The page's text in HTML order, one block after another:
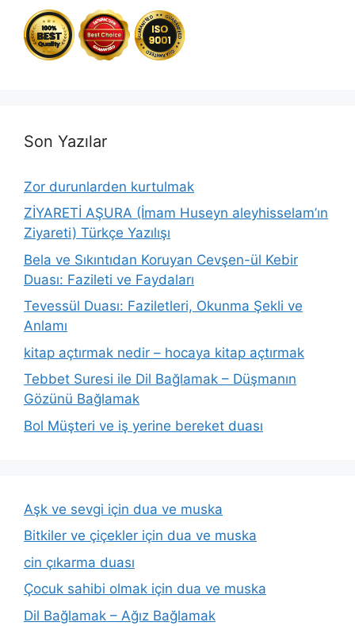
Son Yazılar
Zor durunlarden kurtulmak
ZİYARETİ AŞURA (İmam Huseyn aleyhisselam’ın
Ziyareti) Türkçe Yazılışı
Bela ve Sıkıntıdan Koruyan Cevşen-ül Kebir
Duası: Fazileti ve Faydaları
Tevessül Duası: Faziletleri, Okunma Şekli ve
Anlamı
kitap açtırmak nedir – hocaya kitap açtırmak
Tebbet Suresi ile Dil Bağlamak – Düşmanın
Gözünü Bağlamak
Bol Müşteri ve iş yerine bereket duası
Aşk ve sevgi için dua ve muska
Bitkiler ve çiçekler için dua ve muska
cin çıkarma duası
Çocuk sahibi olmak için dua ve muska
Dil Bağlamak – Ağız Bağlamak